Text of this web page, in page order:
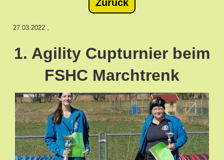
Zurück
27.03.2022
1. Agility Cupturnier beim
FSHC Marchtrenk